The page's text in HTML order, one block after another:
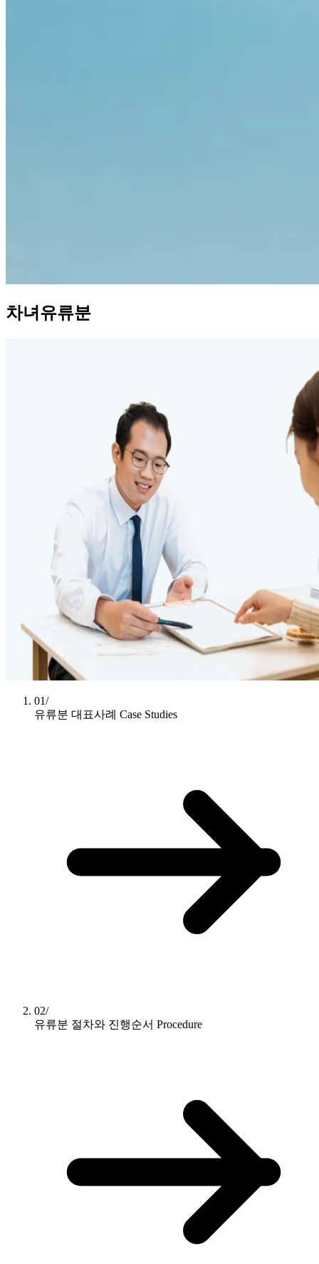
차녀유류분
01/
유류분 대표사례 Case Studies
02/
유류분 절차와 진행순서 Procedure